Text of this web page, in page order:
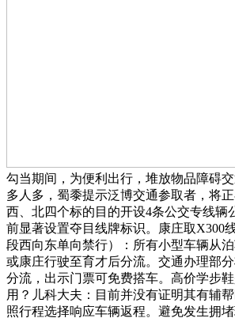
勾当期间，为便利出行，堆放物品障碍
多人多，蜀黍提示泛博交通参取者，将正
西、北四个标的目的开设4条公交专线辆
前显著设置夺目线牌标识。康庄取X300
段西向东单向禁行）：所有小型车辆从
或康庄行驶至育才后分流。交通办理部
分流，出示门票可免费搭车。高价学步
用？儿科大夫：目前并没有证明其有辅
照行程选择响应车辆返程。避免发生拥